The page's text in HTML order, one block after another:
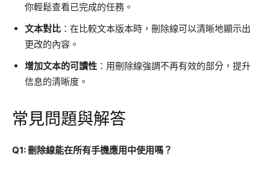
你輕鬆查看已完成的任務。
文本對比 ：在比較文本版本時，刪除線可以清晰地顯示出
更改的內容。
增加文本的可讀性 ：用刪除線強調不再有效的部分，提升
信息的清晰度。
常見問題與解答
Q1: 刪除線能在所有手機應用中使用嗎？